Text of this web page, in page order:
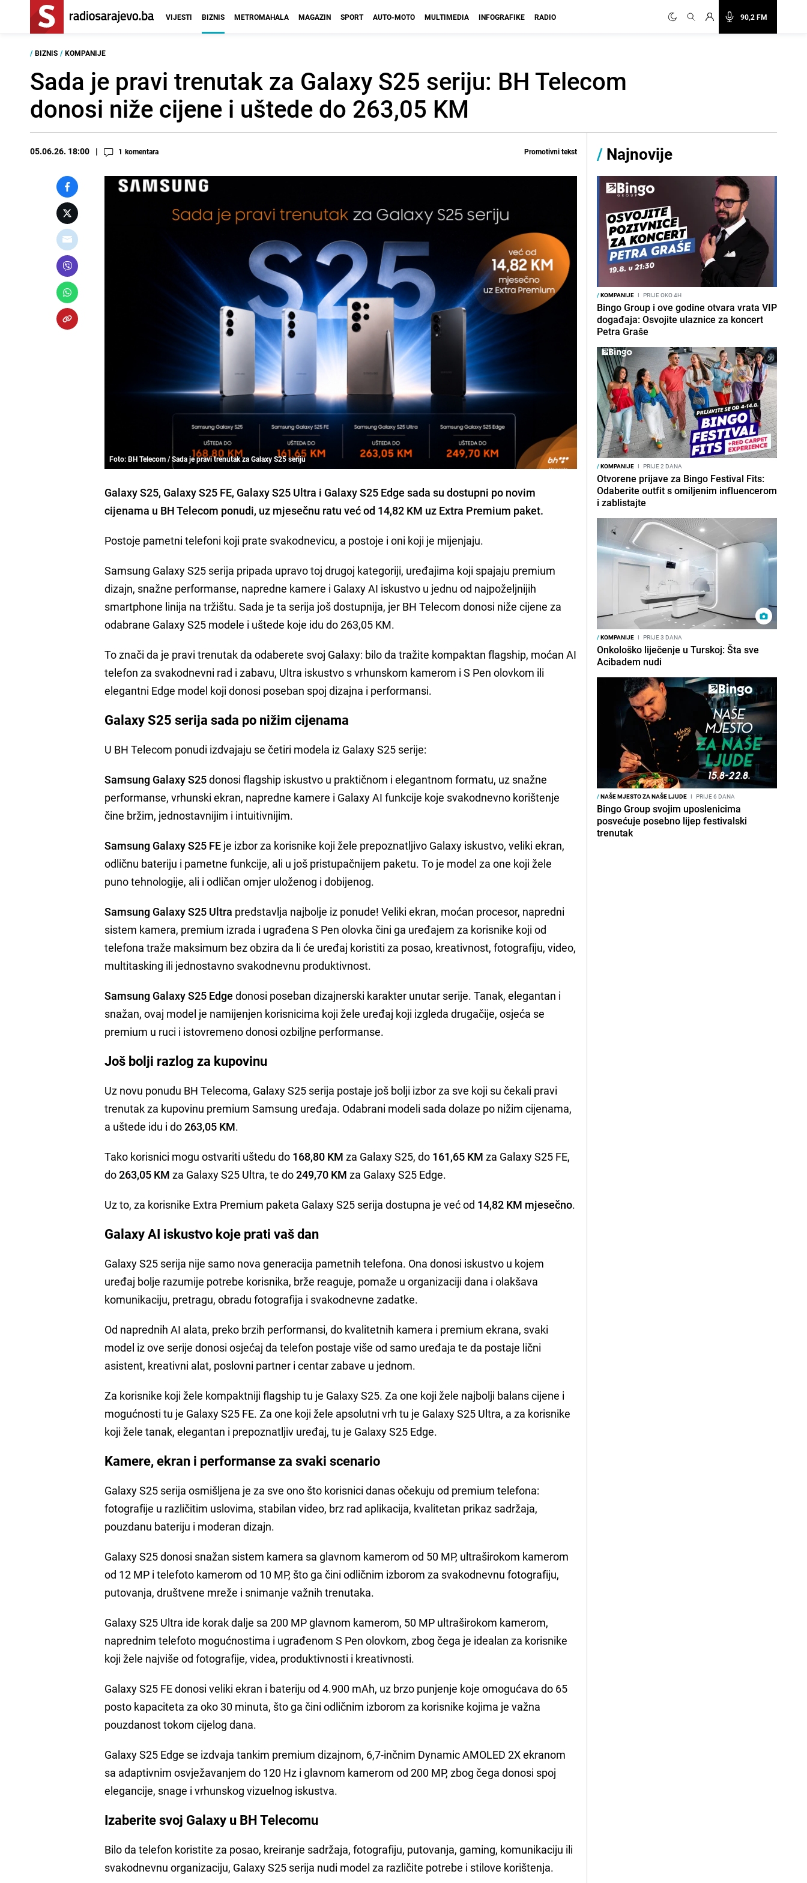
90,2 FM
VIJESTI BIZNIS METROMAHALA MAGAZIN SPORT AUTO-MOTO MULTIMEDIA INFOGRAFIKE RADIO
/ BIZNIS / KOMPANIJE
Sada je pravi trenutak za Galaxy S25 seriju: BH Telecom
donosi niže cijene i uštede do 263,05 KM
05.06.26. 18:00 1 komentara Promotivni tekst
Foto: BH Telecom / Sada je pravi trenutak za Galaxy S25 seriju
Galaxy S25, Galaxy S25 FE, Galaxy S25 Ultra i Galaxy S25 Edge sada su dostupni po novim
cijenama u BH Telecom ponudi, uz mjesečnu ratu već od 14,82 KM uz Extra Premium paket.
Postoje pametni telefoni koji prate svakodnevicu, a postoje i oni koji je mijenjaju.
Samsung Galaxy S25 serija pripada upravo toj drugoj kategoriji, uređajima koji spajaju premium
dizajn, snažne performanse, napredne kamere i Galaxy AI iskustvo u jednu od najpoželjnijih
smartphone linija na tržištu. Sada je ta serija još dostupnija, jer BH Telecom donosi niže cijene za
odabrane Galaxy S25 modele i uštede koje idu do 263,05 KM.
To znači da je pravi trenutak da odaberete svoj Galaxy: bilo da tražite kompaktan flagship, moćan AI
telefon za svakodnevni rad i zabavu, Ultra iskustvo s vrhunskom kamerom i S Pen olovkom ili
elegantni Edge model koji donosi poseban spoj dizajna i performansi.
Galaxy S25 serija sada po nižim cijenama
U BH Telecom ponudi izdvajaju se četiri modela iz Galaxy S25 serije:
Samsung Galaxy S25donosi flagship iskustvo u praktičnom i elegantnom formatu, uz snažne
performanse, vrhunski ekran, napredne kamere i Galaxy AI funkcije koje svakodnevno korištenje
čine bržim, jednostavnijim i intuitivnijim.
Samsung Galaxy S25 FE je izbor za korisnike koji žele prepoznatljivo Galaxy iskustvo, veliki ekran,
odličnu bateriju i pametne funkcije, ali u još pristupačnijem paketu. To je model za one koji žele
puno tehnologije, ali i odličan omjer uloženog i dobijenog.
Samsung Galaxy S25 Ultra predstavlja najbolje iz ponude! Veliki ekran, moćan procesor, napredni
sistem kamera, premium izrada i ugrađena S Pen olovka čini ga uređajem za korisnike koji od
telefona traže maksimum bez obzira da li će uređaj koristiti za posao, kreativnost, fotografiju, video,
multitasking ili jednostavno svakodnevnu produktivnost.
Samsung Galaxy S25 Edge donosi poseban dizajnerski karakter unutar serije. Tanak, elegantan i
snažan, ovaj model je namijenjen korisnicima koji žele uređaj koji izgleda drugačije, osjeća se
premium u ruci i istovremeno donosi ozbiljne performanse.
Još bolji razlog za kupovinu
Uz novu ponudu BH Telecoma, Galaxy S25 serija postaje još bolji izbor za sve koji su čekali pravi
trenutak za kupovinu premium Samsung uređaja. Odabrani modeli sada dolaze po nižim cijenama,
a uštede idu i do263,05 KM.
Tako korisnici mogu ostvariti uštedu do 168,80 KM za Galaxy S25, do 161,65 KM za Galaxy S25 FE,
do263,05 KM za Galaxy S25 Ultra, te do249,70 KM za Galaxy S25 Edge.
Uz to, za korisnike Extra Premium paketa Galaxy S25 serija dostupna je već od 14,82 KM mjesečno.
Galaxy AI iskustvo koje prati vaš dan
Galaxy S25 serija nije samo nova generacija pametnih telefona. Ona donosi iskustvo u kojem
uređaj bolje razumije potrebe korisnika, brže reaguje, pomaže u organizaciji dana i olakšava
komunikaciju, pretragu, obradu fotografija i svakodnevne zadatke.
Od naprednih AI alata, preko brzih performansi, do kvalitetnih kamera i premium ekrana, svaki
model iz ove serije donosi osjećaj da telefon postaje više od samo uređaja te da postaje lični
asistent, kreativni alat, poslovni partner i centar zabave u jednom.
Za korisnike koji žele kompaktniji flagship tu je Galaxy S25. Za one koji žele najbolji balans cijene i
mogućnosti tu je Galaxy S25 FE. Za one koji žele apsolutni vrh tu je Galaxy S25 Ultra, a za korisnike
koji žele tanak, elegantan i prepoznatljiv uređaj, tu je Galaxy S25 Edge.
Kamere, ekran i performanse za svaki scenario
Galaxy S25 serija osmišljena je za sve ono što korisnici danas očekuju od premium telefona:
fotografije u različitim uslovima, stabilan video, brz rad aplikacija, kvalitetan prikaz sadržaja,
pouzdanu bateriju i moderan dizajn.
Galaxy S25 donosi snažan sistem kamera sa glavnom kamerom od 50 MP, ultraširokom kamerom
od 12 MP i telefoto kamerom od 10 MP, što ga čini odličnim izborom za svakodnevnu fotografiju,
putovanja, društvene mreže i snimanje važnih trenutaka.
Galaxy S25 Ultra ide korak dalje sa 200 MP glavnom kamerom, 50 MP ultraširokom kamerom,
naprednim telefoto mogućnostima i ugrađenom S Pen olovkom, zbog čega je idealan za korisnike
koji žele najviše od fotografije, videa, produktivnosti i kreativnosti.
Galaxy S25 FE donosi veliki ekran i bateriju od 4.900 mAh, uz brzo punjenje koje omogućava do 65
posto kapaciteta za oko 30 minuta, što ga čini odličnim izborom za korisnike kojima je važna
pouzdanost tokom cijelog dana.
Galaxy S25 Edge se izdvaja tankim premium dizajnom, 6,7-inčnim Dynamic AMOLED 2X ekranom
sa adaptivnim osvježavanjem do 120 Hz i glavnom kamerom od 200 MP, zbog čega donosi spoj
elegancije, snage i vrhunskog vizuelnog iskustva.
Izaberite svoj Galaxy u BH Telecomu
Bilo da telefon koristite za posao, kreiranje sadržaja, fotografiju, putovanja, gaming, komunikaciju ili
svakodnevnu organizaciju, Galaxy S25 serija nudi model za različite potrebe i stilove korištenja.
/ Najnovije
/KOMPANIJE I PRIJE OKO 4H
Bingo Group i ove godine otvara vrata VIP
događaja: Osvojite ulaznice za koncert
Petra Graše
/KOMPANIJE I PRIJE 2 DANA
Otvorene prijave za Bingo Festival Fits:
Odaberite outfit s omiljenim influencerom
i zablistajte
/KOMPANIJE I PRIJE 3 DANA
Onkološko liječenje u Turskoj: Šta sve
Acibadem nudi
/NAŠE MJESTO ZA NAŠE LJUDE I PRIJE 6 DANA
Bingo Group svojim uposlenicima
posvećuje posebno lijep festivalski
trenutak